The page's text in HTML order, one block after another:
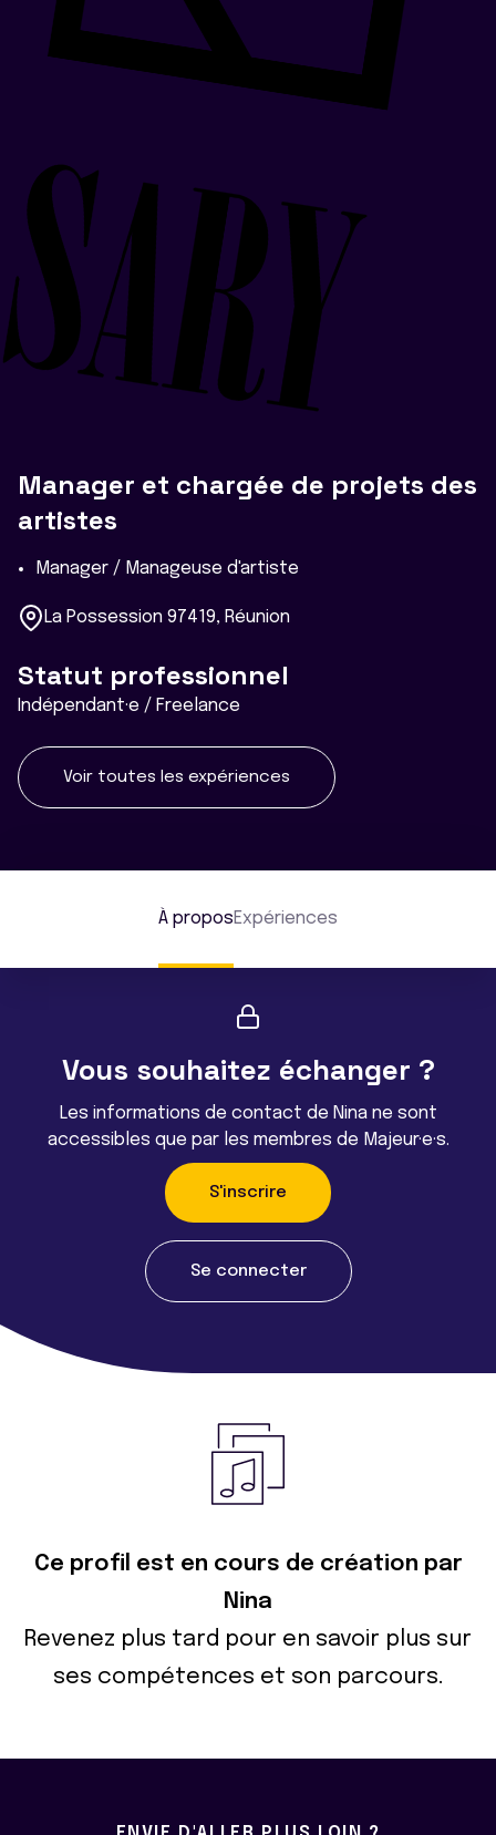
Manager et chargée de projets des
artistes
Manager / Manageuse d'artiste
La Possession 97419, Réunion
Statut professionnel
Indépendant·e / Freelance
Voir toutes les expériences
À proposExpériences
Vous souhaitez échanger ?
Les informations de contact de Nina ne sont
accessibles que par les membres de Majeur·e·s.
S'inscrire
Se connecter
Ce profil est en cours de création par
Nina
Revenez plus tard pour en savoir plus sur
ses compétences et son parcours.